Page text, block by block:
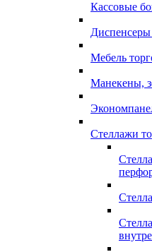
Кассовые
Диспенсеры
Мебель
Манекены,
Стеллажи